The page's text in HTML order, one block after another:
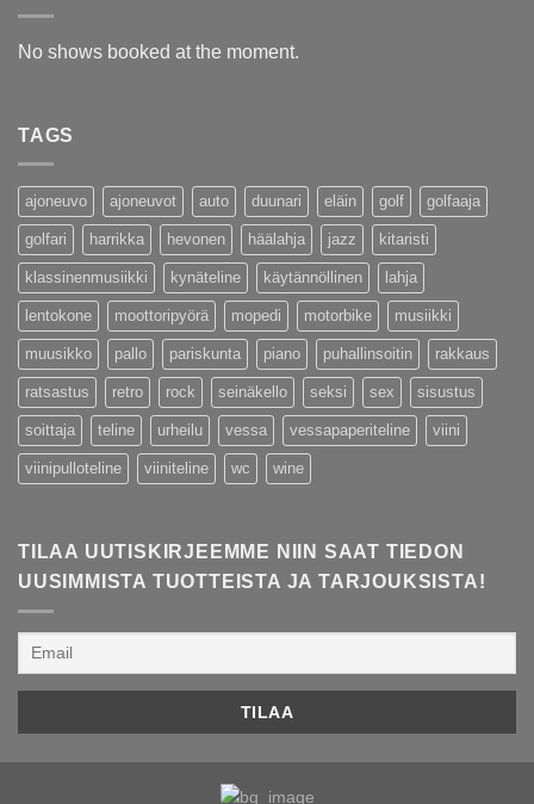
No shows booked at the moment.
TAGS
ajoneuvo ajoneuvot auto duunari eläin golf golfaaja
golfari harrikka hevonen häälahja jazz kitaristi
klassinenmusiikki kynäteline käytännöllinen lahja
lentokone moottoripyörä mopedi motorbike musiikki
muusikko pallo pariskunta piano puhallinsoitin rakkaus
ratsastus retro rock seinäkello seksi sex sisustus
soittaja teline urheilu vessa vessapaperiteline viini
viinipulloteline viiniteline wc wine
TILAA UUTISKIRJEEMME NIIN SAAT TIEDON
UUSIMMISTA TUOTTEISTA JA TARJOUKSISTA!